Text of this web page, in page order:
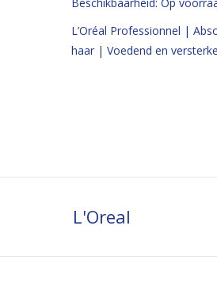
L’Oréal Professionnel |
haar | Voedend en
L'Oreal